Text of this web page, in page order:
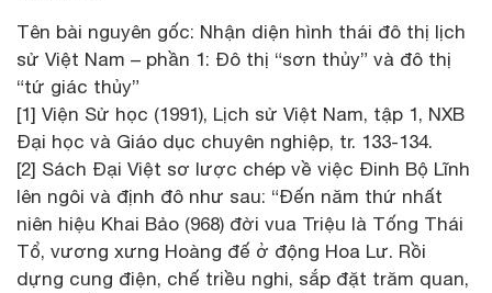
Tên bài nguyên gốc: Nhận diện hình thái đô thị lịch
sử Việt Nam – phần 1: Đô thị “sơn thủy” và đô thị
“tứ giác thủy”
[1] Viện Sử học (1991), Lịch sử Việt Nam, tập 1, NXB
Đại học và Giáo dục chuyên nghiệp, tr. 133-134.
[2] Sách Đại Việt sơ lược chép về việc Đinh Bộ Lĩnh
lên ngôi và định đô như sau: “Đến năm thứ nhất
niên hiệu Khai Bảo (968) đời vua Triệu là Tống Thái
Tổ, vương xưng Hoàng đế ở động Hoa Lư. Rồi
dựng cung điện, chế triều nghi, sắp đặt trăm quan,